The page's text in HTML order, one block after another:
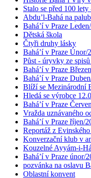
Stalo se před 100
Abdu’l-Bahá na
Bahá’í v Praze
Dětská škola
Čtyři druhy lásky
Bahá’í v Praze Únor/
Půst - úryvky ze spisů
Bahá’í v Praze
Bahá’í v Praze
Blíží se Mezinárodní
Hledá se výrobce
Bahá’í v Praze
Vražda uznávaného
Bahá’í v Praze říjen/
Reportáž z
Konverzační klub v
Kouzelné Ayyám-i-
Bahá’í v Praze únor/
pozvánka na oslavu
Oblastní konvent